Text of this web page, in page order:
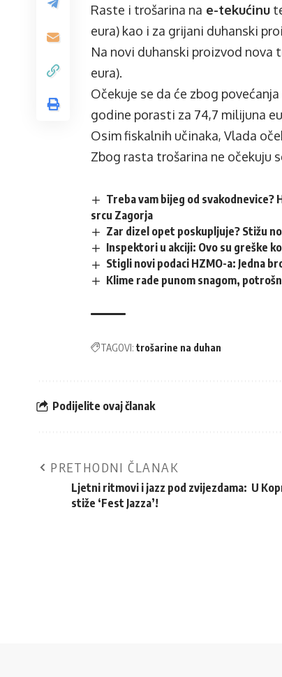
Raste i trošarina na e-tekućinu
eura) kao i za grijani duhanski
Na novi duhanski proizvod nova
eura).
Očekuje se da će zbog
godine porasti za 74,7 milijuna
Osim fiskalnih učinaka, Vlada
Zbog rasta trošarina ne očekuju
Treba vam bijeg od
srcu Zagorja
Zar dizel opet poskupljuje? Stižu
Inspektori u akciji: Ovo su greške
Stigli novi podaci HZMO-a: Jedna
Klime rade punom snagom,
TAGOVI: trošarine na duhan
Podijelite ovaj članak
PRETHODNI ČLANAK
Ljetni ritmovi i jazz pod zvijezdama: U
stiže ‘Fest Jazza’!